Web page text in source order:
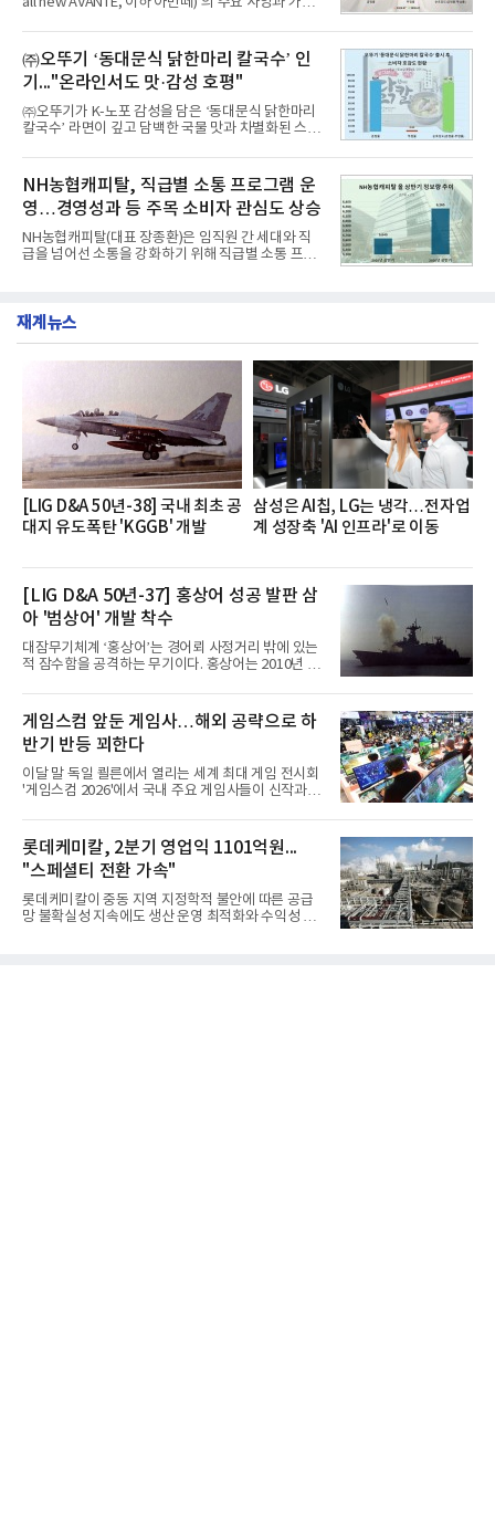
난 7월(88,893,823건) 대비 2.48% 증가한 수치다.연
수력원자력, 한국석
떼는 6년 만에 선보이는 8세대 완전변경 모델로, ▲정
교한 선과 면을 중심으로 완성한 파격적인 디자인 ▲
과거 중형 세단 수준으로 확대된 차체 제원 ▲글로벌
최고 수준의 안전성 ▲성능과 효율을 동시에 높인 주
행 완성도 ▲첨단 편의 및 디지털 사양 적용 등을 통해
글로벌 준중형 세단의 새로운 기준을 세웠다.아반떼
는 가솔린 2.0과 1.6 하이브리드 두 가지 파워트레인
넘
㈜오뚜기 ‘동대문식 닭한마리 칼국수’ 인
기..."온라인서도 맛·감성 호평"
㈜오뚜기가 K-노포 감성을 담은 ‘동대문식 닭한마리
칼국수’ 라면이 깊고 담백한 국물 맛과 차별화된 스토
혔다.‘동대문식 닭한마리 칼국수’는 예상을 뛰어넘는
소비자 호응에 힘입어 지난 7월 13일 첫 선을 보인 지
단 18일 만에 누적 판매량 50만 개를 돌파하는 성과를
거두었다.이번 신제품은 개발진이 전국의 닭한마리
전문점을 직접 찾아 다니며 최적의 육수 비율을 완성
했다. 자극적이지 않으면서도 깊은 닭육수에 마늘의
개운한 풍미를 더했으며, 국물이 잘 배어들면서도 쫄
서도
NH농협캐피탈, 직급별 소통 프로그램 운
영…경영성과 등 주목 소비자 관심도 상승
NH농협캐피탈(대표 장종환)은 임직원 간 세대와 직
급을 넘어선 소통을 강화하기 위해 직급별 소통 프로
영지원부 홍보팀과 2026년 새로이(e)＊가 공동 주관
쳐 진행됐다.참고로 새로이(e)는 NH농협캐피탈 MZ
세대들로(과장~계장) 구성된 자율 참여조직으로, 조
직문화 혁신과 업무 효율성 향상을 위한 다양한 활동
을 추진하며,새로운 변화와 이로운 영향력을 조직전
반에 전파하는 역할
재계뉴스
[LIG D&A 50년-38] 국내 최초 공
대지 유도폭탄 'KGGB' 개발
삼성은 AI칩, LG는 냉각…전자업
계 성장축 'AI 인프라'로 이동
[LIG D&A 50년-37] 홍상어 성공 발판 삼
아 '범상어' 개발 착수
대잠무기체계 ‘홍상어’는 경어뢰 사정거리 밖에 있는
적 잠수함을 공격하는 무기이다. 홍상어는 2010년 넥
이뤄졌다. 이후 2012년 한국형 구축함(KDX-1) 이상
의 함정에 실전 배치됐다.그해 7월 해군은 동해상에서
성능 검증을 위해 홍상어 시험발사를 실시했다. 이때
홍상어가 목표 지점에서 입수한 후 표적을 타격하지
못하고 물속에서 멈춰버리는 예상 밖의 일이 벌어졌
다. 2차 품질확인 사격 시험에서도 만족스러운 결과를
얻지 못했다. 완벽한 신뢰성 확보를 위해 LIG넥스원은
분야를
게임스컴 앞둔 게임사…해외 공략으로 하
반기 반등 꾀한다
이달 말 독일 쾰른에서 열리는 세계 최대 게임 전시회
'게임스컴 2026'에서 국내 주요 게임사들이 신작과 글
체별로 엇갈린 가운데 하반기 신작 흥행과 해외 시장
성과가 실적을 좌우할 핵심 변수로 떠오르고 있다.8일
업계에 따르면 올해 상반기 게임업계는 기업별 성적
표가 크게 갈렸다. 대표적으로 크래프톤은 'PUBG: 배
틀그라운드'의 안정적인 성장에 힘입어 상반기 연결
기준 매출 2조6616억원, 영업이익 9725억원으로 역
대 최대 실적을 기록했다. 엔씨도 올해 출시한 '아이온
롯데케미칼, 2분기 영업익 1101억원...
"스페셜티 전환 가속"
롯데케미칼이 중동 지역 지정학적 불안에 따른 공급
망 불확실성 지속에도 생산 운영 최적화와 수익성 중